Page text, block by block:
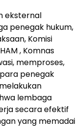
eksternal
penegak hukum,
Komisi
, Komnas
memproses,
penegak
lembaga
secara efektif
yang memadai